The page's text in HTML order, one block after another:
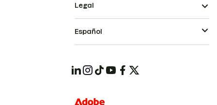
Legal
Español